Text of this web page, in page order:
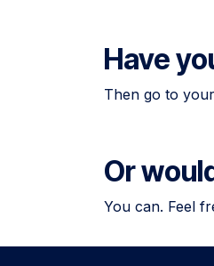
Have
Then go to
Or
You can. Feel